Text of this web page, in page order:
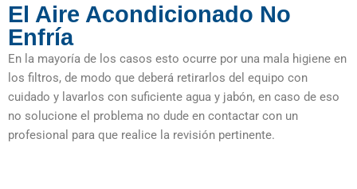
El Aire Acondicionado No
Enfría
En la mayoría de los casos esto ocurre por una mala higiene en
los filtros, de modo que deberá retirarlos del equipo con
cuidado y lavarlos con suficiente agua y jabón, en caso de eso
no solucione el problema no dude en contactar con un
profesional para que realice la revisión pertinente.